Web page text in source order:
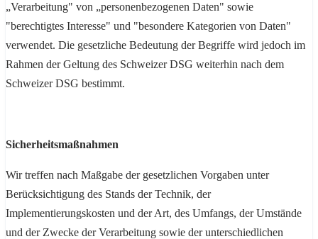
„Verarbeitung" von „personenbezogenen Daten" sowie
"berechtigtes Interesse" und "besondere Kategorien von Daten"
verwendet. Die gesetzliche Bedeutung der Begriffe wird jedoch im
Rahmen der Geltung des Schweizer DSG weiterhin nach dem
Schweizer DSG bestimmt.
Sicherheitsmaßnahmen
Wir treffen nach Maßgabe der gesetzlichen Vorgaben unter
Berücksichtigung des Stands der Technik, der
Implementierungskosten und der Art, des Umfangs, der Umstände
und der Zwecke der Verarbeitung sowie der unterschiedlichen